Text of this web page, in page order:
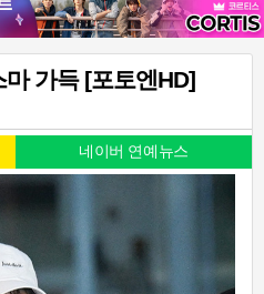
가득 [포토엔HD]
네이버 연예뉴스